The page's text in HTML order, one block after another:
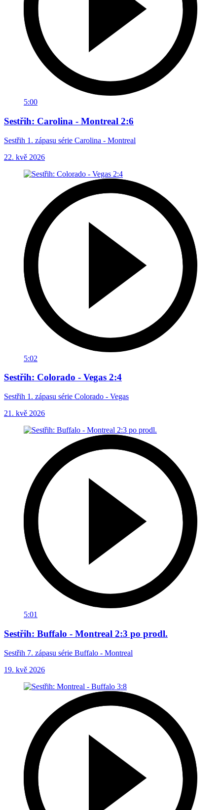
5:00
Sestřih: Carolina - Montreal 2:6
Sestřih 1. zápasu série Carolina - Montreal
22. kvě 2026
5:02
Sestřih: Colorado - Vegas 2:4
Sestřih 1. zápasu série Colorado - Vegas
21. kvě 2026
5:01
Sestřih: Buffalo - Montreal 2:3 po prodl.
Sestřih 7. zápasu série Buffalo - Montreal
19. kvě 2026